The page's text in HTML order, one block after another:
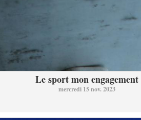
Le sport mon engagement
mercredi 15 nov. 2023